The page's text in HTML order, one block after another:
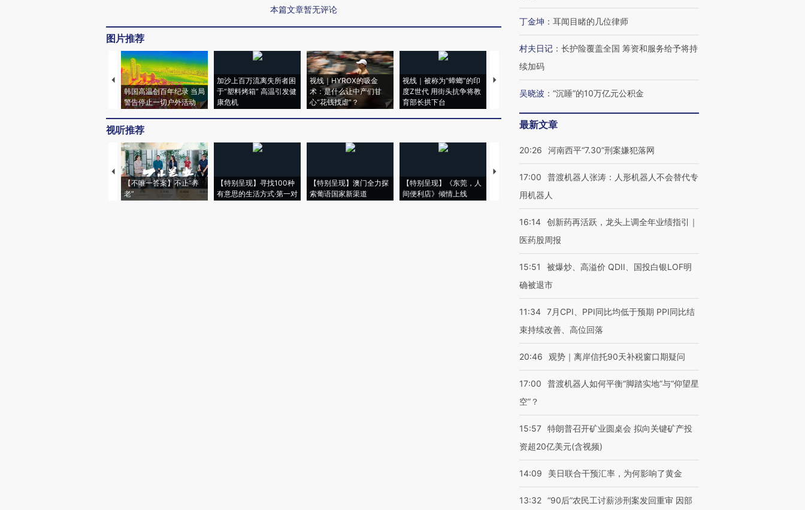
本篇文章暂无评论
图片推荐
韩国高温创百年纪录 当局
警告停止一切户外活动
加沙上百万流离失所者困
于“塑料烤箱” 高温引发健
康危机
视线｜HYROX的吸金
术：是什么让中产们甘
心“花钱找虐”？
视线｜被称为“蟑螂”的印
度Z世代 用街头抗争将教
育部长拱下台
视线｜“入侵”还是“人道危
机”？难民潮撕裂西班牙
湖北宜昌局部短时降雨
128毫米 紧急转移近
哈尔滨遭遇短时极端强降
视听推荐
【不唯一答案】不止“养
老”
【特别呈现】寻找100种
有意思的生活方式·第一对
【特别呈现】澳门全力探
索葡语国家新渠道
【特别呈现】《东莞，人
间便利店》倾情上线
【推广】走进第四届链博
会，让数智科技“链”接产
【特别呈现】寻找100种
【商旅对话】华住集团
CFO：不靠规模取胜，华
丁金坤 ： 耳闻目睹的几位律师
村夫日记 ： 长护险覆盖全国 筹资和服务给予将持
续加码
吴晓波 ： “沉睡”的10万亿元公积金
最新文章
20:26 河南西平“7.30”刑案嫌犯落网
17:00
普渡机器人张涛：人形机器人不会替代专
用机器人
16:14 创新药再活跃，龙头上调全年业绩指引｜
医药股周报
15:51
被爆炒、高溢价 QDII、国投白银LOF明
确被退市
11:34 7月CPI、PPI同比均低于预期 PPI同比结
束持续改善、高位回落
20:46 观势｜离岸信托90天补税窗口期疑问
17:00
普渡机器人如何平衡“脚踏实地”与“仰望星
空”？
15:57 特朗普召开矿业圆桌会 拟向关键矿产投
资超20亿美元(含视频)
14:09 美日联合干预汇率，为何影响了黄金
13:32 “90后”农民工讨薪涉刑案发回重审 因部